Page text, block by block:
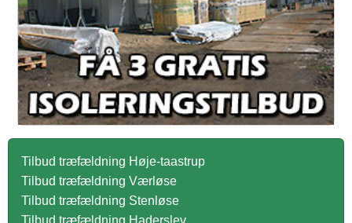
Tilbud træfældning Høje-taastrup
Tilbud træfældning Værløse
Tilbud træfældning Stenløse
Tilbud træfældning Haderslev